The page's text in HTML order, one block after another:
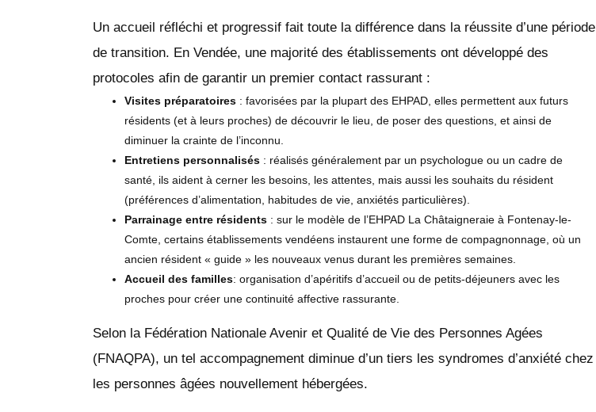
Un accueil réfléchi et progressif fait toute la différence dans la réussite d’une période
de transition. En Vendée, une majorité des établissements ont développé des
protocoles afin de garantir un premier contact rassurant :
Visites préparatoires : favorisées par la plupart des EHPAD, elles permettent aux futurs
résidents (et à leurs proches) de découvrir le lieu, de poser des questions, et ainsi de
diminuer la crainte de l’inconnu.
Entretiens personnalisés : réalisés généralement par un psychologue ou un cadre de
santé, ils aident à cerner les besoins, les attentes, mais aussi les souhaits du résident
(préférences d’alimentation, habitudes de vie, anxiétés particulières).
Parrainage entre résidents : sur le modèle de l’EHPAD La Châtaigneraie à Fontenay-le-
Comte, certains établissements vendéens instaurent une forme de compagnonnage, où un
ancien résident « guide » les nouveaux venus durant les premières semaines.
Accueil des familles: organisation d’apéritifs d’accueil ou de petits-déjeuners avec les
proches pour créer une continuité affective rassurante.
Selon la Fédération Nationale Avenir et Qualité de Vie des Personnes Agées
(FNAQPA), un tel accompagnement diminue d’un tiers les syndromes d’anxiété chez
les personnes âgées nouvellement hébergées.